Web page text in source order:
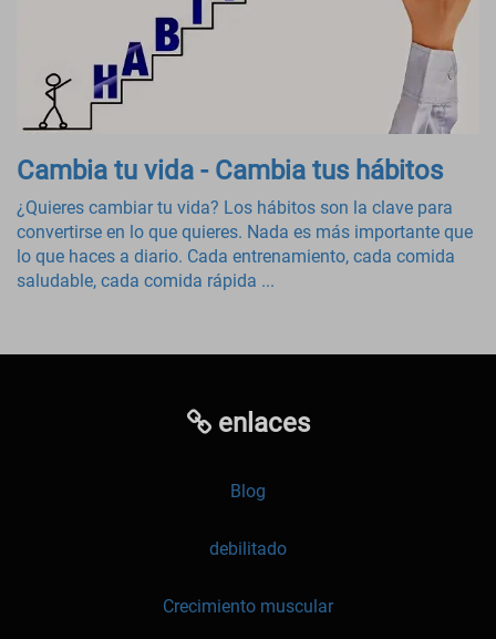
Cambia tu vida - Cambia tus hábitos
¿Quieres cambiar tu vida? Los hábitos son la clave para
convertirse en lo que quieres. Nada es más importante que
lo que haces a diario. Cada entrenamiento, cada comida
saludable, cada comida rápida ...
enlaces
Blog
debilitado
Crecimiento muscular